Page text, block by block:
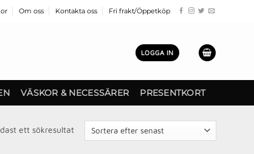
Om oss Kontakta oss Fri frakt/Öppetköp
LOGGA IN
VÄSKOR & NECESSÄRER PRESENTKORT
ett sökresultat